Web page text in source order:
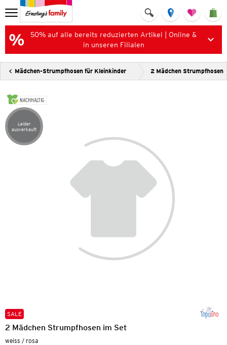
50% auf alle bereits reduzierten Artikel | Online &
in unseren Filialen
Mädchen-Strumpfhosen für Kleinkinder 2 Mädchen Strumpfhosen
NACHHALTIG
Artikel leider ausverkauft
Leider
ausverkauft
SALE
2 Mädchen Strumpfhosen im Set
weiss / rosa